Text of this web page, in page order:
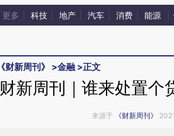
更多 科技 地产 汽车 消费 能源
《财新周刊》 >金融 >正文
财新周刊｜谁来处置个
来源于 《财新周刊》